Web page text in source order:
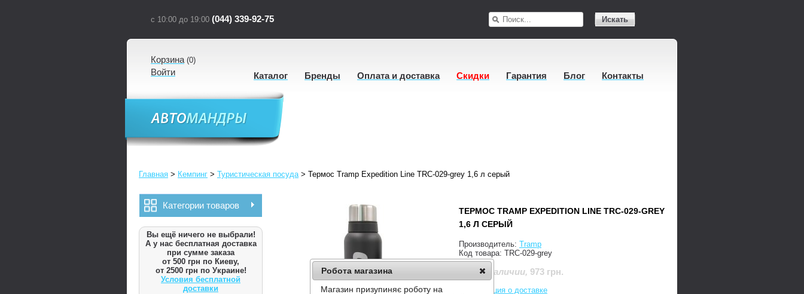
с 10:00 до 19:00 (044) 339-92-75 Искать
Корзина(0)
Войти Каталог Бренды Оплата и доставка Скидки Гарантия Блог Контакты
Главная > Кемпинг > Туристическая посуда > Термос Tramp Expedition Line TRC-029-grey 1,6 л серый
Категории товаров
Вы ещё ничего не выбрали!
А у нас бесплатная доставка
при сумме заказа
от 500 грн по Киеву,
от 2500 грн по Украине!
Условия бесплатной
доставки
ТЕРМОС TRAMP EXPEDITION LINE TRC-029-GREY
1,6 Л СЕРЫЙ
Производитель: Tramp
Код товара: TRC-029-grey
Нет в наличии, 973 грн.
Информация о доставке
Робота магазина
Магазин призупиняє роботу на